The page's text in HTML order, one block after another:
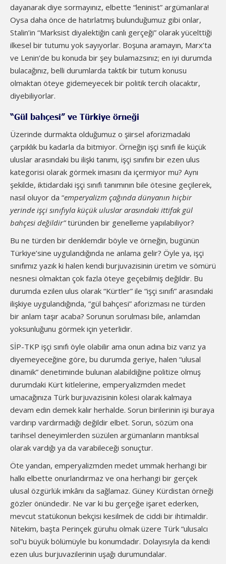
dayanarak diye sormayınız, elbette “leninist” argümanlara!
Oysa daha önce de hatırlatmış bulunduğumuz gibi onlar,
Stalin’in “Marksist diyalektiğin canlı gerçeği” olarak yücelttiği
ilkesel bir tutumu yok sayıyorlar. Boşuna aramayın, Marx’ta
ve Lenin’de bu konuda bir şey bulamazsınız; en iyi durumda
bulacağınız, belli durumlarda taktik bir tutum konusu
olmaktan öteye gidemeyecek bir politik tercih olacaktır,
diyebiliyorlar.
“Gül bahçesi” ve Türkiye örneği
Üzerinde durmakta olduğumuz o şiirsel aforizmadaki
çarpıklık bu kadarla da bitmiyor. Örneğin işçi sınıfı ile küçük
uluslar arasındaki bu ilişki tanımı, işçi sınıfını bir ezen ulus
kategorisi olarak görmek imasını da içermiyor mu? Aynı
şekilde, iktidardaki işçi sınıfı tanımının bile ötesine geçilerek,
nasıl oluyor da “emperyalizm çağında dünyanın hiçbir
yerinde işçi sınıfıyla küçük uluslar arasındaki ittifakgül
bahçesi değildir”türünden bir genelleme yapılabiliyor?
Bu ne türden bir denklemdir böyle ve örneğin, bugünün
Türkiye’sine uygulandığında ne anlama gelir? Öyle ya, işçi
sınıfımız yazık ki halen kendi burjuvazisinin üretim ve sömürü
nesnesi olmaktan çok fazla öteye geçebilmiş değildir. Bu
durumda ezilen ulus olarak “Kürtler” ile “işçi sınıfı” arasındaki
ilişkiye uygulandığında, “gül bahçesi” aforizması ne türden
bir anlam taşır acaba? Sorunun sorulması bile, anlamdan
yoksunluğunu görmek için yeterlidir.
SİP-TKP işçi sınıfı öyle olabilir ama onun adına biz varız ya
diyemeyeceğine göre, bu durumda geriye, halen “ulusal
dinamik” denetiminde bulunan alabildiğine politize olmuş
durumdaki Kürt kitlelerine, emperyalizmden medet
umacağınıza Türk burjuvazisinin kölesi olarak kalmaya
devam edin demek kalır herhalde. Sorun birilerinin işi buraya
vardırıp vardırmadığı değildir elbet. Sorun, sözüm ona
tarihsel deneyimlerden süzülen argümanların mantıksal
olarak vardığı ya da varabileceği sonuçtur.
Öte yandan, emperyalizmden medet ummak herhangi bir
halkı elbette onurlandırmaz ve ona herhangi bir gerçek
ulusal özgürlük imkânı da sağlamaz. Güney Kürdistan örneği
gözler önündedir. Ne var ki bu gerçeğe işaret ederken,
mevcut statükonun bekçisi kesilmek de ciddi bir ihtimaldir.
Nitekim, başta Perinçek güruhu olmak üzere Türk “ulusalcı
sol”u büyük bölümüyle bu konumdadır. Dolayısıyla da kendi
ezen ulus burjuvazilerinin uşağı durumundalar.